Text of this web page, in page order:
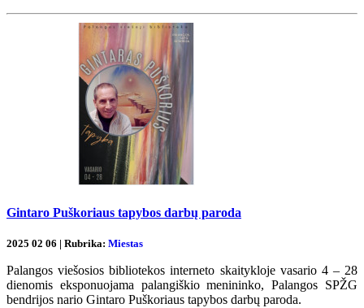
Gintaro Puškoriaus tapybos darbų paroda
2025 02 06 | Rubrika: Miestas
Palangos viešosios bibliotekos interneto skaitykloje vasario 4 – 28
dienomis eksponuojama palangiškio menininko, Palangos SPŽG
bendrijos nario Gintaro Puškoriaus tapybos darbų paroda.